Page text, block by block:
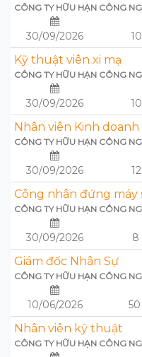
CÔNG TY HỮU HẠN CÔNG
30/09/2026
Kỹ thuật viên xi mạ
CÔNG TY HỮU HẠN CÔNG
30/09/2026
Nhân viên Kinh doanh
CÔNG TY HỮU HẠN CÔNG
30/09/2026
Công nhân đứng máy
CÔNG TY HỮU HẠN CÔNG
30/09/2026 8
Giám đốc Nhân Sự
CÔNG TY HỮU HẠN CÔNG
10/06/2026
Nhân viên kỹ thuật
CÔNG TY HỮU HẠN CÔNG